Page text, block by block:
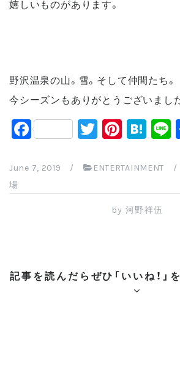
嬉しいものがあります。
野沢温泉の山。雪。そして仲間たち。
今シーズンもありがとうございまし
F
a
c
e
k
T
wi
tt
er
Pi
nt
er
e
st
H
at
e
n
a
e
June 7, 2019 / ENTERTAINMENT /
場
by 河野祥伍
記事を読んだらぜひ「いいね！」